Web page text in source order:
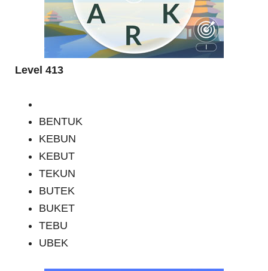
Level 413
BENTUK
KEBUN
KEBUT
TEKUN
BUTEK
BUKET
TEBU
UBEK